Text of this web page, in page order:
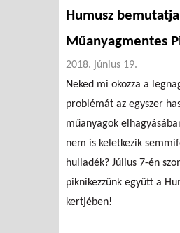
Humusz
Műanyagmentes
2018. június 19.
Neked mi okozza a
problémát az egyszer
műanyagok
nem is keletkezik
hulladék? Július 7-én
piknikezzünk együtt a
kertjében!